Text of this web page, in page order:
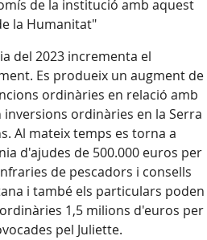
de la institució amb aquest
la Humanitat"
del 2023 incrementa el
Es produeix un augment de
ordinàries en relació amb
ordinàries en la Serra
Al mateix temps es torna a
d'ajudes de 500.000 euros per
de pescadors i consells
i també els particulars poden
1,5 milions d'euros per
pel Juliette.